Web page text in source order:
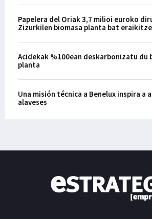
Papelera del Oriak 3,7 milioi euroko
Zizurkilen biomasa planta bat
Acidekak %100ean deskarbonizatu du
planta
Una misión técnica a Benelux inspira a
alaveses